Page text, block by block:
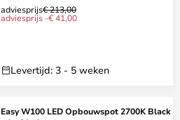
adviesprijs€ 213,00
adviesprijs -€ 41,00
Levertijd: 3 - 5 weken
Easy W100 LED Opbouwspot 2700K Black